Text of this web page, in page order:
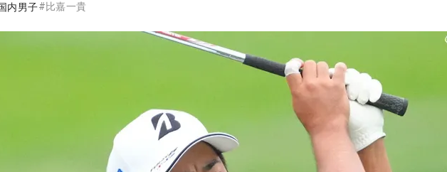
内男子#比嘉一貴